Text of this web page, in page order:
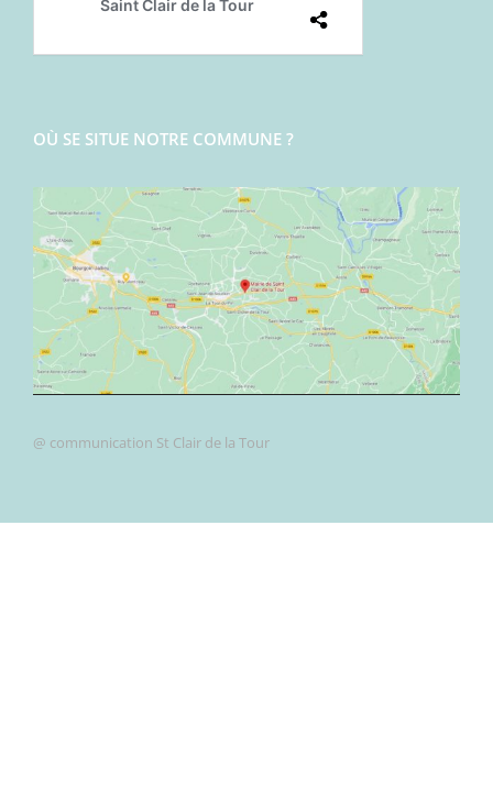
OÙ SE SITUE NOTRE COMMUNE ?
@ communication St Clair de la Tour